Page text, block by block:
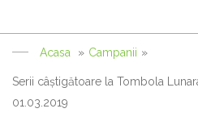
Acasa » Campanii »
Serii câştigătoare la Tombola
01.03.2019